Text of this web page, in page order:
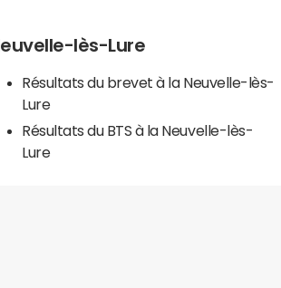
lès-Lure
Résultats du brevet à la Neuvelle-lès-
Lure
Résultats du BTS à la Neuvelle-lès-
Lure